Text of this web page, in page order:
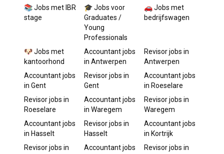
📚 Jobs met IBR
stage
🎓 Jobs voor
Graduates /
Young
Professionals
🚗 Jobs met
bedrijfswagen
🐶 Jobs met
kantoorhond
Accountantjobs
in Antwerpen
Revisorjobs in
Antwerpen
Accountantjobs
in Gent
Revisorjobs in
Gent
Accountantjobs
in Roeselare
Revisorjobs in
Roeselare
Accountantjobs
in Waregem
Revisorjobs in
Waregem
Accountantjobs
in Hasselt
Revisorjobs in
Hasselt
Accountantjobs
in Kortrijk
Revisorjobs in
Accountantjobs
Revisorjobs in